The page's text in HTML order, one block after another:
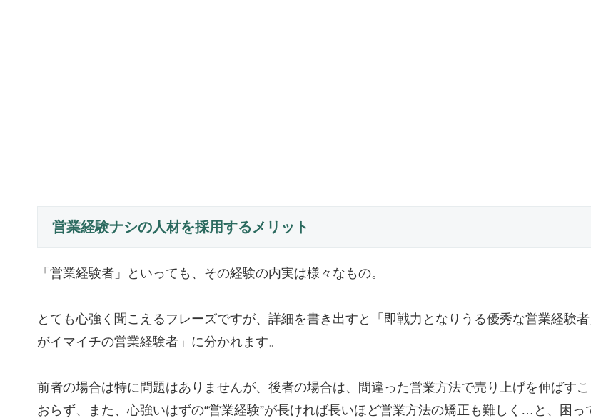
営業経験ナシの人材を採用するメリット
「営業経験者」といっても、その経験の内実は様々なもの。
とても心強く聞こえるフレーズですが、詳細を書き出すと「即戦力となりうる優秀な営業経験
がイマイチの営業経験者」に分かれます。
前者の場合は特に問題はありませんが、後者の場合は、間違った営業方法で売り上げを伸ばす
おらず、また、心強いはずの“営業経験”が長ければ長いほど営業方法の矯正も難しく…と、困っ